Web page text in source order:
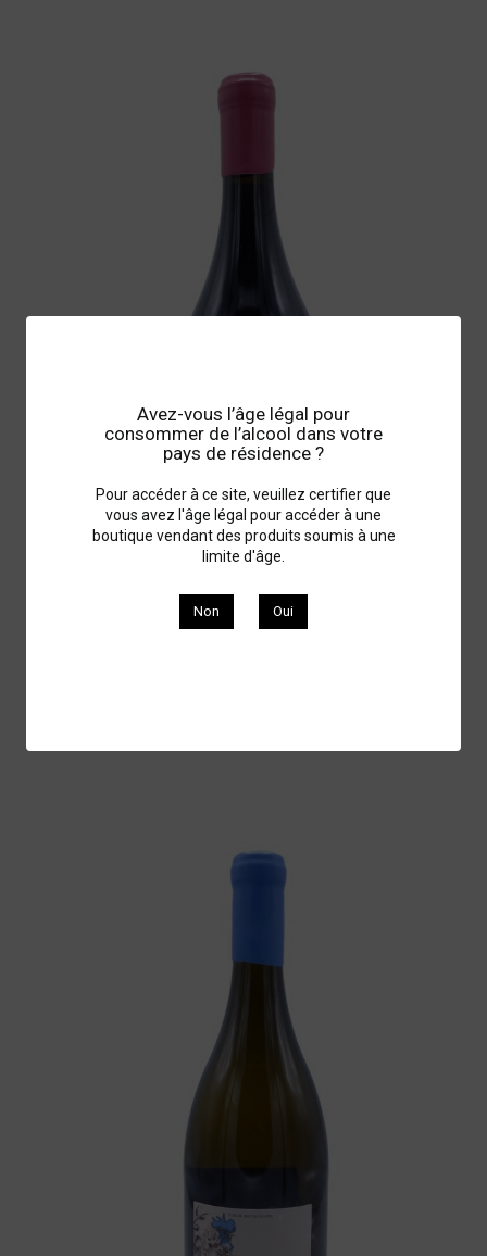
Avez-vous l’âge légal pour
consommer de l’alcool dans votre
pays de résidence ?
Pour accéder à ce site, veuillez certifier que
vous avez l'âge légal pour accéder à une
boutique vendant des produits soumis à une
limite d'âge.
Non Oui